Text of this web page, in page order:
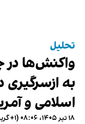
تحلیل
واکنش‌ها در
به
اسلامی و
۱۸ تیر ۱۴۰۵، ۰۸:۰۶ (‎+۱ گرینویچ)